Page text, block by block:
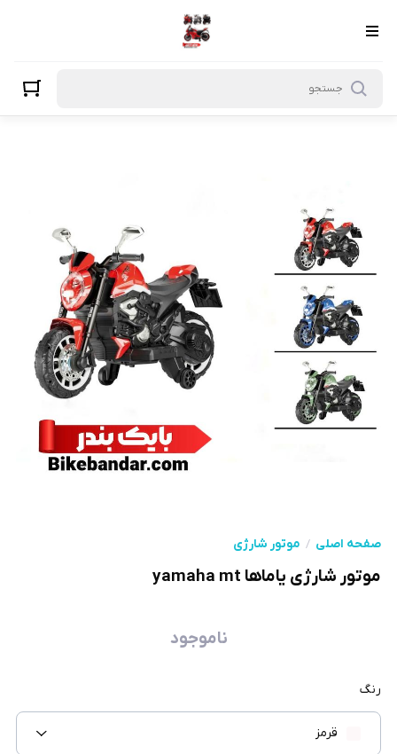
صفحه اصلی موتور شارژی
موتور شارژی یاماها yamaha mt
ناموجود
رنگ
قرمز